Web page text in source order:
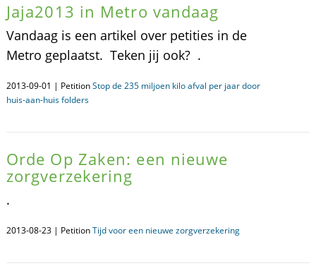
Jaja2013 in Metro vandaag
Vandaag is een artikel over petities in de
Metro geplaatst. Teken jij ook? .
2013-09-01 | PetitionStop de 235 miljoen kilo afval per jaar door
huis-aan-huis folders
Orde Op Zaken: een nieuwe
zorgverzekering
.
2013-08-23 | PetitionTijd voor een nieuwe zorgverzekering